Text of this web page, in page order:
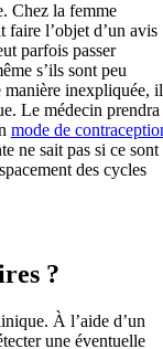
Chez la femme
faire l’objet d’un avis
parfois passer
s’ils sont peu
manière inexpliquée, il
Le médecin prendra
mode de
ne sait pas si ce sont
des cycles
?
À l’aide d’un
une éventuelle